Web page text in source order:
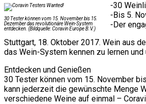
30 Tester können vom 15. November bis 15.
Dezember das revolutionäre Wein-System
entdecken. (Bildquelle: Coravin Europe B.V.)
-30
-Bis 5.
-Der
Stuttgart, 18. Oktober 2017. Wein aus
das Wein-System kennen zu lernen
Entdecken und Genießen
30 Tester können vom 15. November
kann jederzeit die gewünschte Menge
verschiedene Weine auf einmal –